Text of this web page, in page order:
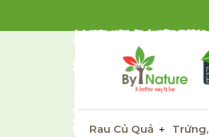
Rau Củ Quả